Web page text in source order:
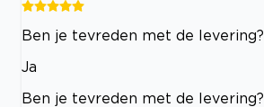
Ben je tevreden met de levering?
Ja
Ben je tevreden met de levering?